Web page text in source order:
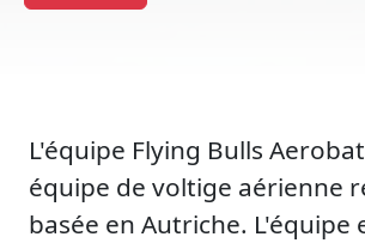
L'équipe Flying Bulls
équipe de voltige aérienne
basée en Autriche. L'équipe